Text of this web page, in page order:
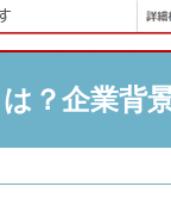
？企業背